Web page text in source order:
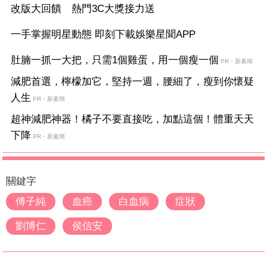
改版大回饋 熱門3C大獎接力送
一手掌握明星動態 即刻下載娛樂星聞APP
肚腩一抓一大把，只需1個雞蛋，用一個瘦一個 PR・新素簡
減肥首選，檸檬加它，堅持一週，腰細了，瘦到你懷疑
人生 PR・新素簡
超神減肥神器！橘子不要直接吃，加點這個！體重天天
下降 PR・新素簡
關鍵字
傅子純
血癌 白血病 症狀
劉博仁 侯信安